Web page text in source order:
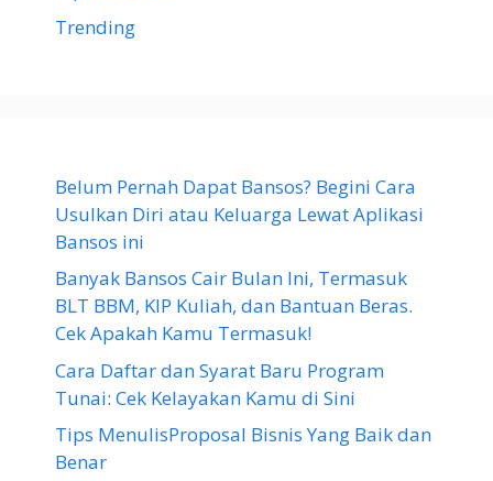
Trending
Belum Pernah Dapat Bansos? Begini Cara
Usulkan Diri atau Keluarga Lewat Aplikasi
Bansos ini
Banyak Bansos Cair Bulan Ini, Termasuk
BLT BBM, KIP Kuliah, dan Bantuan Beras.
Cek Apakah Kamu Termasuk!
Cara Daftar dan Syarat Baru Program
Tunai: Cek Kelayakan Kamu di Sini
Tips MenulisProposal Bisnis Yang Baik dan
Benar